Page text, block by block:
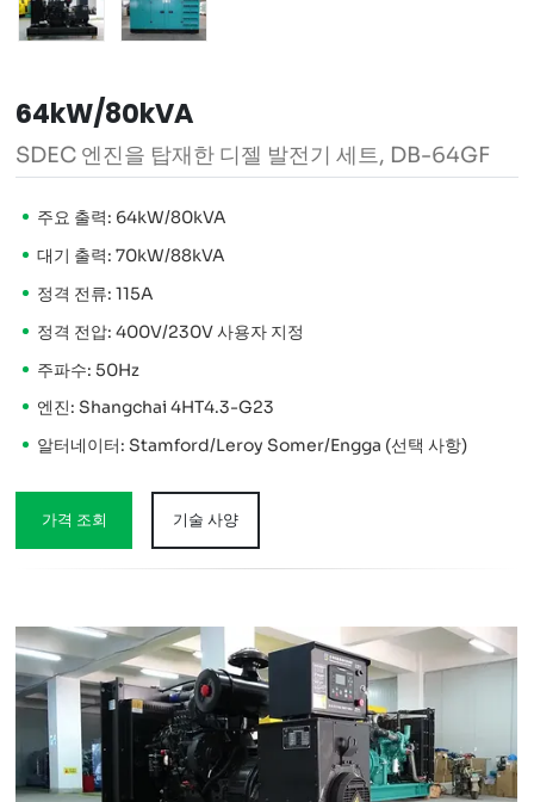
64kW/80kVA
SDEC 엔진을 탑재한 디젤 발전기 세트, DB-64GF
주요 출력: 64kW/80kVA
대기 출력: 70kW/88kVA
정격 전류: 115A
정격 전압: 400V/230V 사용자 지정
주파수: 50Hz
엔진: Shangchai 4HT4.3-G23
알터네이터: Stamford/Leroy Somer/Engga (선택 사항)
가격 조회 기술 사양